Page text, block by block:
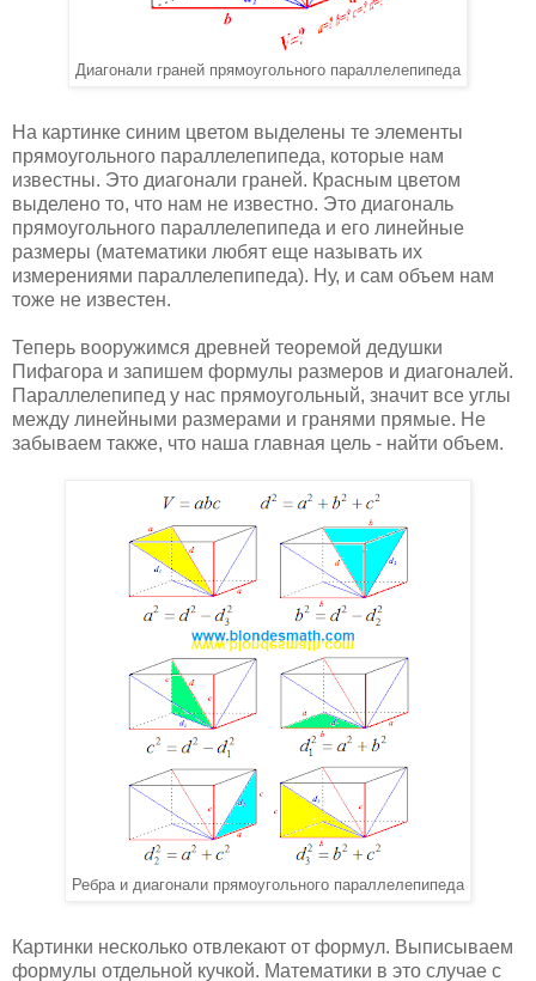
Диагонали граней прямоугольного параллелепипеда
На картинке синим цветом выделены те элементы
прямоугольного параллелепипеда, которые нам
известны. Это диагонали граней. Красным цветом
выделено то, что нам не известно. Это диагональ
прямоугольного параллелепипеда и его линейные
размеры (математики любят еще называть их
измерениями параллелепипеда). Ну, и сам объем нам
тоже не известен.
Теперь вооружимся древней теоремой дедушки
Пифагора и запишем формулы размеров и диагоналей.
Параллелепипед у нас прямоугольный, значит все углы
между линейными размерами и гранями прямые. Не
забываем также, что наша главная цель - найти объем.
Ребра и диагонали прямоугольного параллелепипеда
Картинки несколько отвлекают от формул. Выписываем
формулы отдельной кучкой. Математики в это случае с